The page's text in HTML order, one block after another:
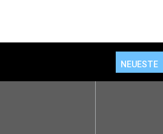
NEUESTE